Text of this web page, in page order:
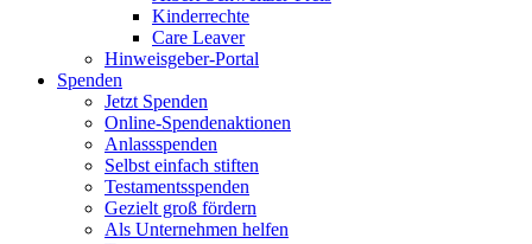
Kinderrechte
Care Leaver
Hinweisgeber-Portal
Spenden
Jetzt Spenden
Online-Spendenaktionen
Anlassspenden
Selbst einfach stiften
Testamentsspenden
Gezielt groß fördern
Als Unternehmen helfen